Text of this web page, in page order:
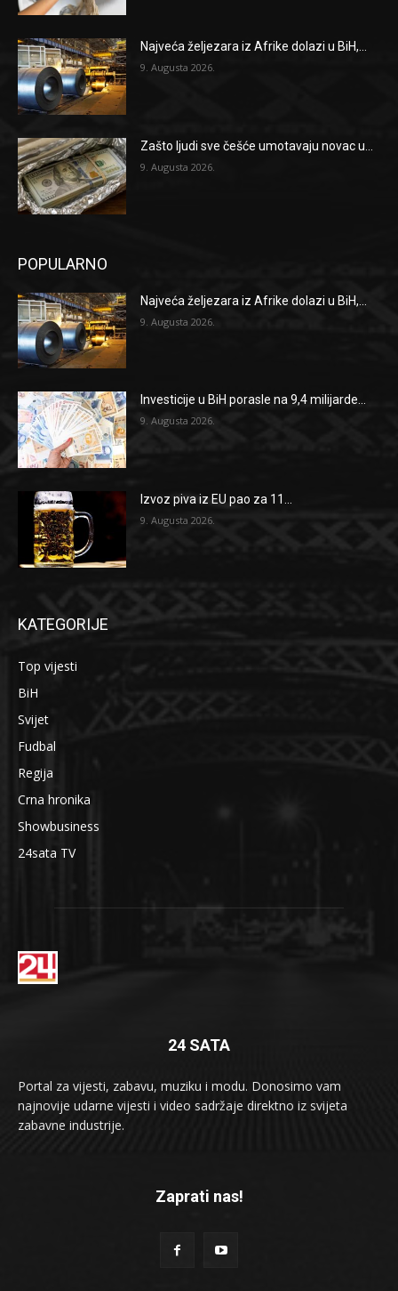
Najveća željezara iz Afrike dolazi u BiH,...
9. Augusta 2026.
Zašto ljudi sve češće umotavaju novac u...
9. Augusta 2026.
POPULARNO
Najveća željezara iz Afrike dolazi u BiH,...
9. Augusta 2026.
Investicije u BiH porasle na 9,4 milijarde...
9. Augusta 2026.
Izvoz piva iz EU pao za 11...
9. Augusta 2026.
KATEGORIJE
Top vijesti
BiH
Svijet
Fudbal
Regija
Crna hronika
Showbusiness
24sata TV
24 SATA
Portal za vijesti, zabavu, muziku i modu. Donosimo vam
najnovije udarne vijesti i video sadržaje direktno iz svijeta
zabavne industrije.
Zaprati nas!